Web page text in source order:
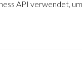
API verwendet,